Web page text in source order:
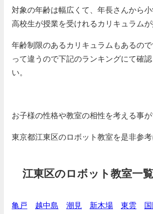
対象の年齢は幅広くて、年長さんから小
高校生が授業を受けれるカリキュラムが
年齢制限のあるカリキュラムもあるの
って違うので下記のランキングにて確
い。
お子様の性格や教室の相性を考える事が
東京都江東区のロボット教室を是非参考
江東区のロボット教室一覧
亀戸 越中島 潮見 新木場 東雲